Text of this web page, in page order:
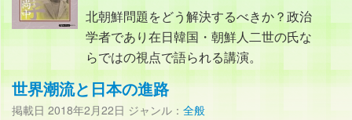
北朝鮮問題をどう解決するべきか？政治
学者であり在日韓国・朝鮮人二世の氏な
らではの視点で語られる講演。
世界潮流と日本の進路
掲載日 2018年2月22日 ジャンル： 全般